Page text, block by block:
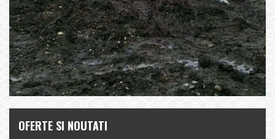
OFERTE SI NOUTATI